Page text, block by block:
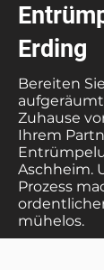
Erding
Bereiten
Zuhause
Ihrem
Aschheim.
Prozess
mühelos.